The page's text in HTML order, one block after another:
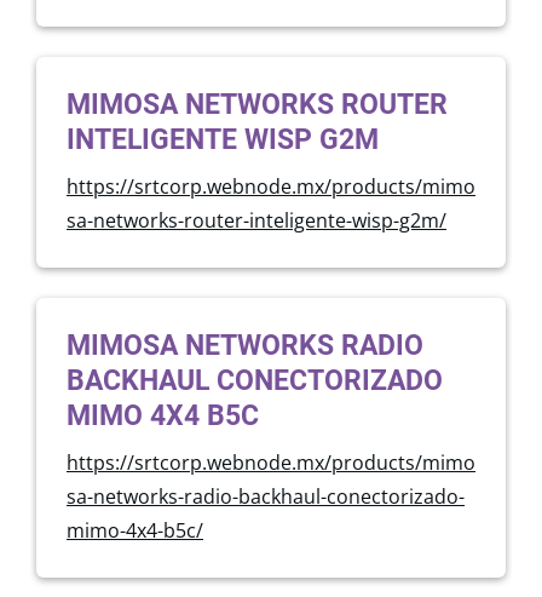
MIMOSA NETWORKS ROUTER
INTELIGENTE WISP G2M
https://srtcorp.webnode.mx/products/mimo
sa-networks-router-inteligente-wisp-g2m/
MIMOSA NETWORKS RADIO
BACKHAUL CONECTORIZADO
MIMO 4X4 B5C
https://srtcorp.webnode.mx/products/mimo
sa-networks-radio-backhaul-conectorizado-
mimo-4x4-b5c/